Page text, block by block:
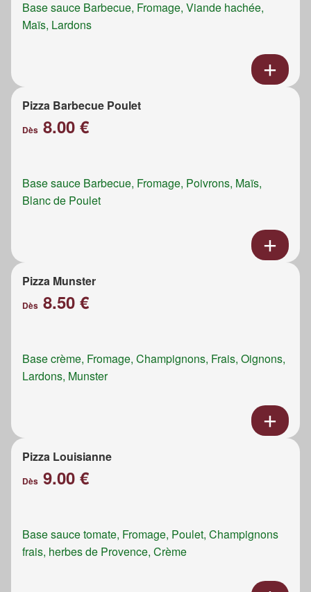
Base sauce Barbecue, Fromage, Viande hachée,
Maïs, Lardons
Pizza Barbecue Poulet
Dès 8.00 €
Base sauce Barbecue, Fromage, Poivrons, Maïs,
Blanc de Poulet
Pizza Munster
Dès 8.50 €
Base crème, Fromage, Champignons, Frais, Oignons,
Lardons, Munster
Pizza Louisianne
Dès 9.00 €
Base sauce tomate, Fromage, Poulet, Champignons
frais, herbes de Provence, Crème